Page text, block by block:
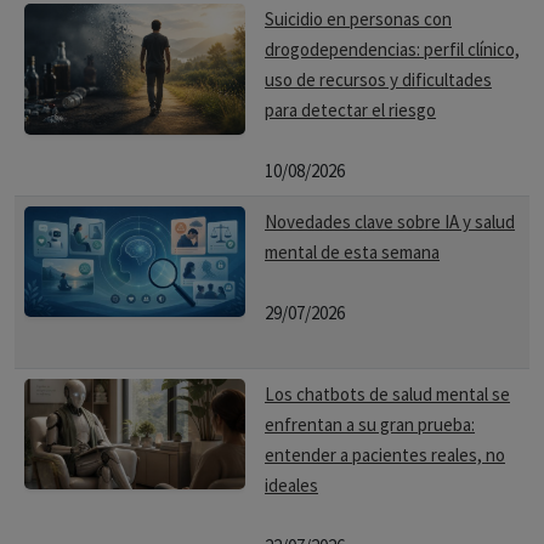
Recursos para la ayuda:
Líneas de atención telefónica:Ofrecen información,
orientación y apoyo emocional.
tratamiento y seguimiento especializado.
Grupos de apoyo:Permiten compartir experiencias,
estrategias y apoyo mutuo entre personas con adicciones y
sus familiares.
recursos y herramientas para la prevención y el
tratamiento de las adicciones.
Enfoque en la recuperación:La adicción es una
Suicidio en personas con
drogodependencias: perfil clínico,
uso de recursos y dificultades
para detectar el riesgo
10/08/2026
Novedades clave sobre IA y salud
mental de esta semana
29/07/2026
Los chatbots de salud mental se
enfrentan a su gran prueba:
entender a pacientes reales, no
ideales